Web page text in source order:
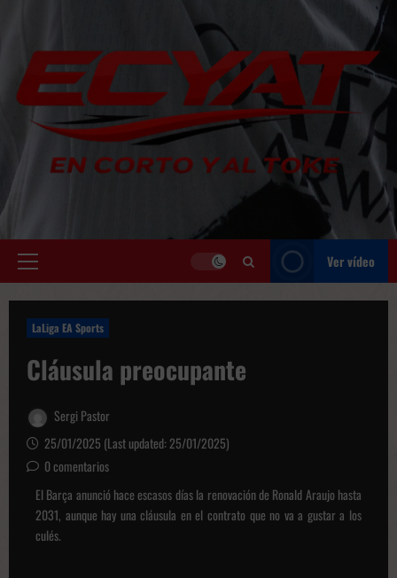
contenido
Menú
Ver vídeo
LaLiga EA Sports
Cláusula preocupante
Sergi Pastor
25/01/2025 (Last updated: 25/01/2025)
0 comentarios
El Barça anunció hace escasos días la renovación de Ronald Araujo hasta
2031, aunque hay una cláusula en el contrato que no va a gustar a los
culés.